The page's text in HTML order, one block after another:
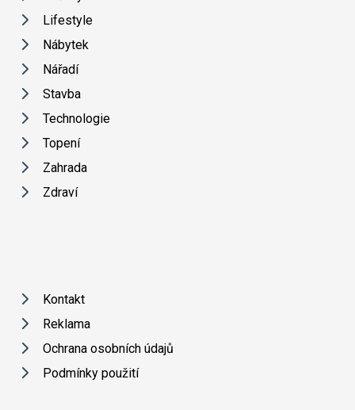
Lifestyle
Nábytek
Nářadí
Stavba
Technologie
Topení
Zahrada
Zdraví
Kontakt
Reklama
Ochrana osobních údajů
Podmínky použití